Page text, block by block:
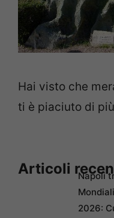
Hai visto che
ti è piaciuto di
Articoli
Napoli
2026: